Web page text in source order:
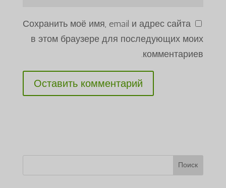
Сохранить моё имя, email и адрес сайта
в этом браузере для последующих моих
комментариев.
Поиск